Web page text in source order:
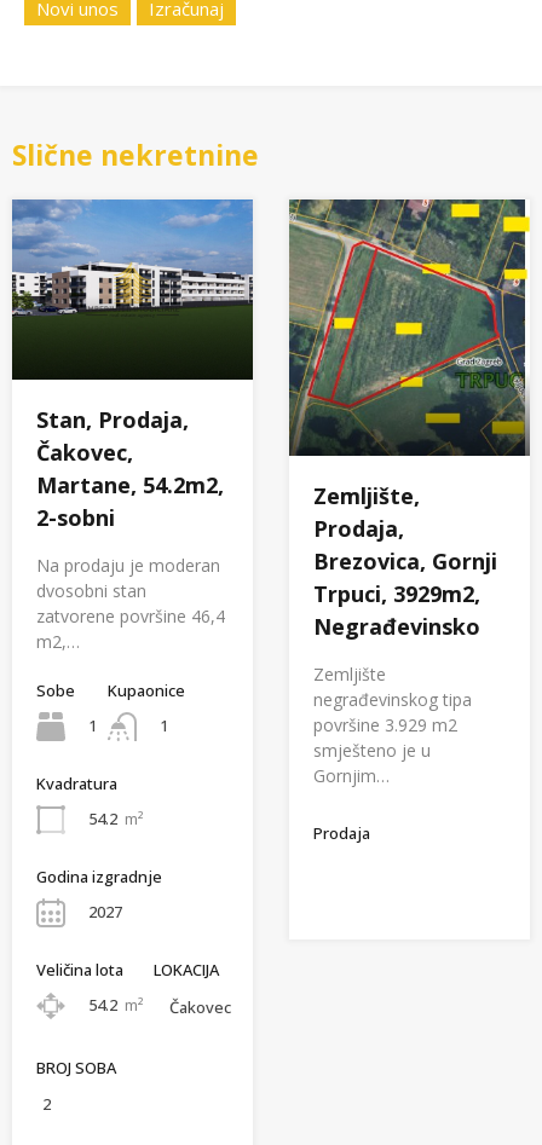
Novi unos Izračunaj
Slične nekretnine
Stan, Prodaja,
Čakovec,
Martane, 54.2m2,
2-sobni
Na prodaju je moderan
dvosobni stan
zatvorene površine 46,4
m2,…
Sobe
1
Kupaonice
1
Kvadratura
54.2 m²
Godina izgradnje
2027
Veličina lota
54.2 m²
LOKACIJA
Čakovec
BROJ SOBA
2
Zemljište,
Prodaja,
Brezovica, Gornji
Trpuci, 3929m2,
Negrađevinsko
Zemljište
negrađevinskog tipa
površine 3.929 m2
smješteno je u
Gornjim…
Prodaja